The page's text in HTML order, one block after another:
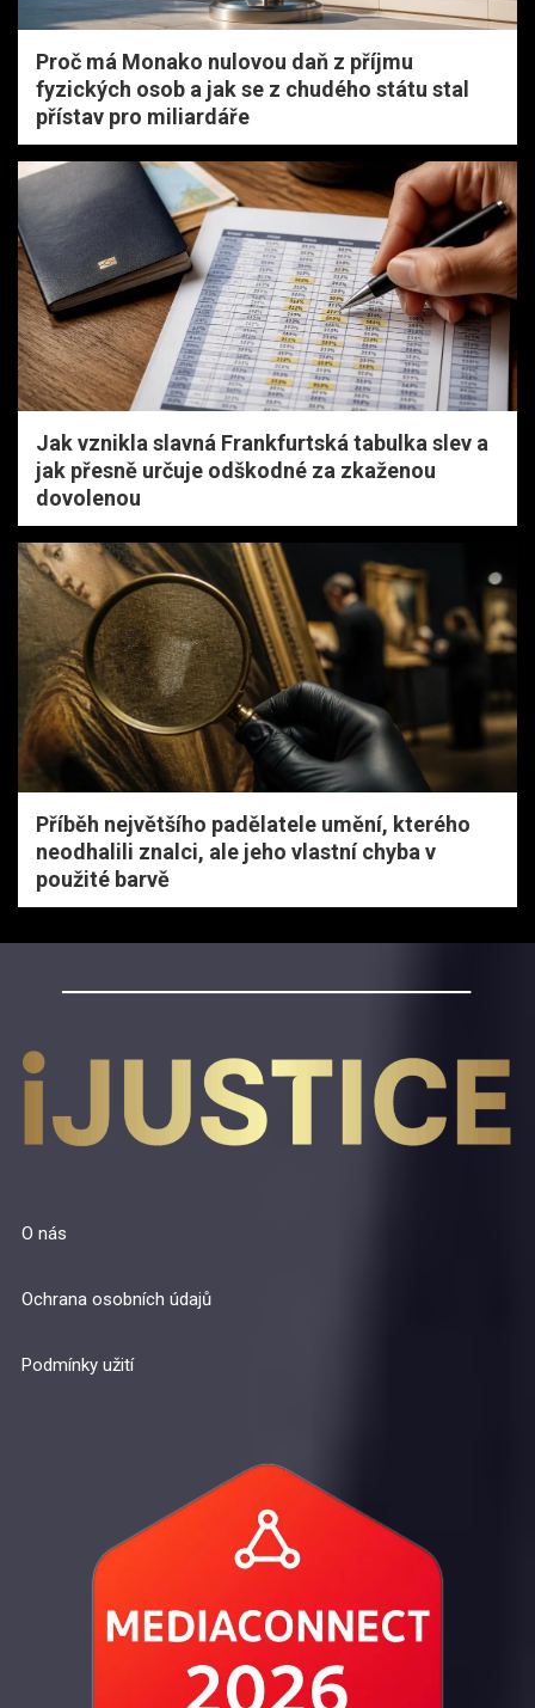
Proč má Monako nulovou daň z příjmu
fyzických osob a jak se z chudého státu stal
přístav pro miliardáře
Jak vznikla slavná Frankfurtská tabulka slev a
jak přesně určuje odškodné za zkaženou
dovolenou
Příběh největšího padělatele umění, kterého
neodhalili znalci, ale jeho vlastní chyba v
použité barvě
O nás
Ochrana osobních údajů
Podmínky užití